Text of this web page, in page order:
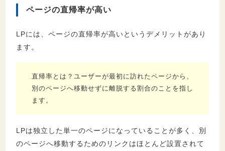
ページの直帰率が高い
LPには、ページの直帰率が高いというデメリットがあり
ます。
直帰率とは？ユーザーが最初に訪れたページから、
別のページへ移動せずに離脱する割合のことを指し
ます。
LPは独立した単一のページになっていることが多く、別
のページへ移動するためのリンクはほとんど設置されて